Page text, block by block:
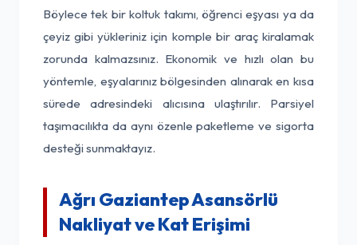
Böylece tek bir koltuk takımı, öğrenci eşyası ya da
çeyiz gibi yükleriniz için komple bir araç kiralamak
zorunda kalmazsınız. Ekonomik ve hızlı olan bu
yöntemle, eşyalarınız bölgesinden alınarak en kısa
sürede adresindeki alıcısına ulaştırılır. Parsiyel
taşımacılıkta da aynı özenle paketleme ve sigorta
desteği sunmaktayız.
Ağrı Gaziantep Asansörlü
Nakliyat ve Kat Erişimi